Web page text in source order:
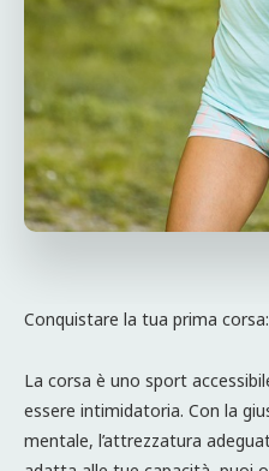
Conquistare la tua prima
La corsa è uno sport
essere intimidatoria. Con la
mentale, l’attrezzatura